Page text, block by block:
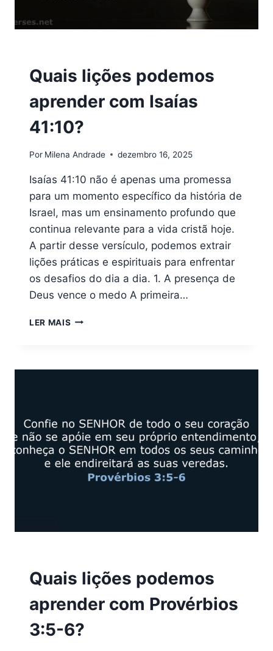
Quais lições podemos
aprender com Isaías
41:10?
Por Milena Andrade dezembro 16, 2025
Isaías 41:10 não é apenas uma promessa
para um momento específico da história de
Israel, mas um ensinamento profundo que
continua relevante para a vida cristã hoje.
A partir desse versículo, podemos extrair
lições práticas e espirituais para enfrentar
os desafios do dia a dia. 1. A presença de
Deus vence o medo A primeira…
LER MAIS QUAIS
COM
Quais lições podemos
aprender com Provérbios
3:5-6?